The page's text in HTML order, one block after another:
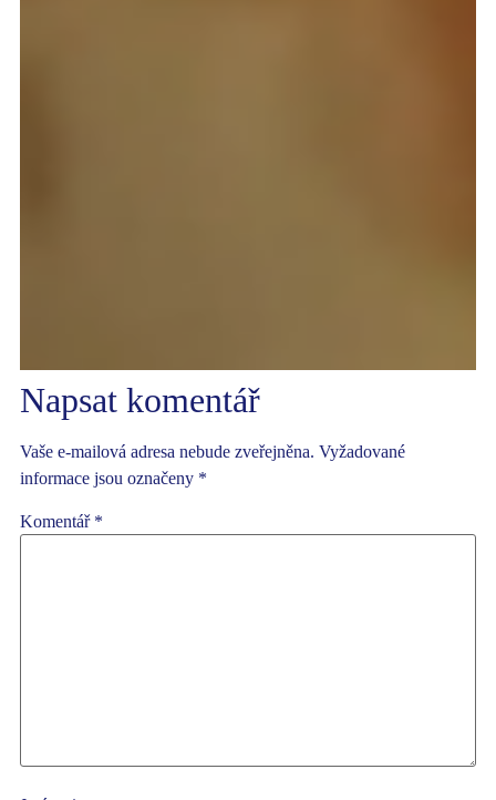
Napsat komentář
Vaše e-mailová adresa nebude zveřejněna. Vyžadované
informace jsou označeny *
Komentář *